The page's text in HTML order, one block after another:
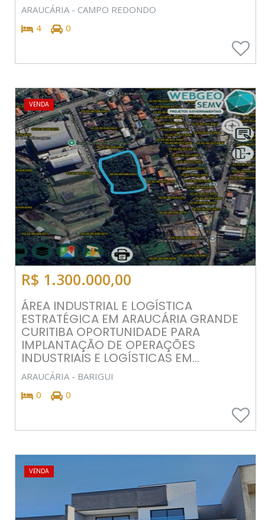
ARAUCÁRIA - CAMPO REDONDO
4
0
VENDA
R$ 1.300.000,00
ÁREA INDUSTRIAL E LOGÍSTICA
ESTRATÉGICA EM ARAUCÁRIA GRANDE
CURITIBA OPORTUNIDADE PARA
IMPLANTAÇÃO DE OPERAÇÕES
INDUSTRIAIS E LOGÍSTICAS EM...
ARAUCÁRIA - BARIGUI
0
0
VENDA